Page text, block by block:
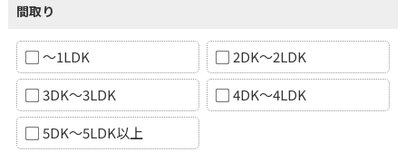
間取り
～1LDK
2DK～2LDK
3DK～3LDK
4DK～4LDK
5DK～5LDK以上